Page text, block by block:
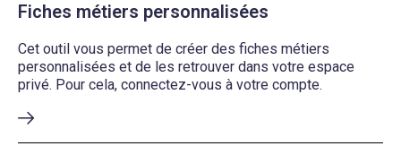
Fiches métiers personnalisées
Cet outil vous permet de créer des fiches métiers
personnalisées et de les retrouver dans votre espace
privé. Pour cela, connectez-vous à votre compte.